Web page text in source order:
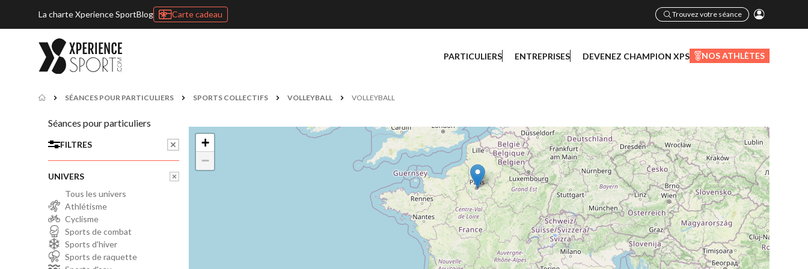
La charte Xperience SportBlog Carte cadeau Trouvez votre séance
PARTICULIERS ENTREPRISES DEVENEZ CHAMPION XPS NOS ATHLÈTES
SÉANCES POUR PARTICULIERS SPORTS COLLECTIFS VOLLEYBALL VOLLEYBALL
Séances pour particuliers
FILTRES
UNIVERS
Tous les univers
Athlétisme
Cyclisme
Sports de combat
Sports d'hiver
Sports de raquette
+
−